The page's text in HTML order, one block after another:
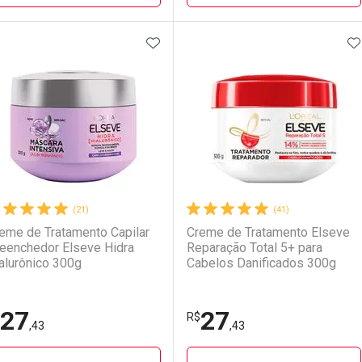
FECHAR
Ativar Desconto
FECHAR
Menos Laboratório
Ativar Desconto
Por Menos
(21)
de Tratamento Capilar
Elseve Hidra
300g
27,43
ADICIONAR AOS FAVORITOS
(41)
Creme de Tratamento Elseve
Reparação Total 5+ para
Cabelos Danificados 300g
R$27,43
TERMO DIGITADO